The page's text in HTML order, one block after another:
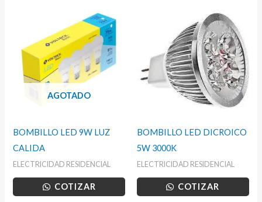
AGOTADO
BOMBILLO LED 9W LUZ
CALIDA
ELECTRICIDAD RESIDENCIAL
COTIZAR
BOMBILLO LED DICROICO
5W 3000K
ELECTRICIDAD RESIDENCIAL
COTIZAR